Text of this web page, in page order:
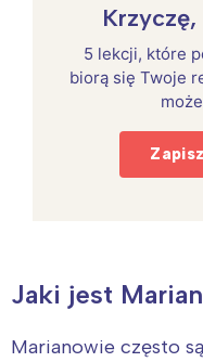
5 lekcji, które
biorą się Twoje
Jaki jest
Marianowie często są